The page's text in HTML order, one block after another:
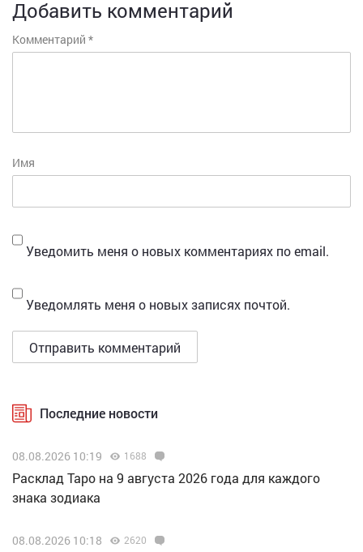
Добавить комментарий
Комментарий *
Имя
Уведомить меня о новых комментариях по email.
Уведомлять меня о новых записях почтой.
Последние новости
08.08.2026 10:19 1688
Расклад Таро на 9 августа 2026 года для каждого
знака зодиака
08.08.2026 10:18 2620